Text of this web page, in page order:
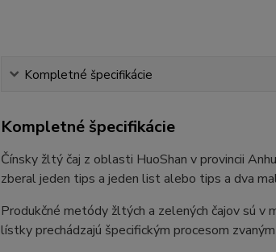
Kompletné špecifikácie
Kompletné špecifikácie
Čínsky žltý čaj z oblasti HuoShan v provincii
zberal jeden tips a jeden list alebo tips a dva
Produkčné metódy žltých a zelených čajov sú v
lístky prechádzajú špecifickým procesom